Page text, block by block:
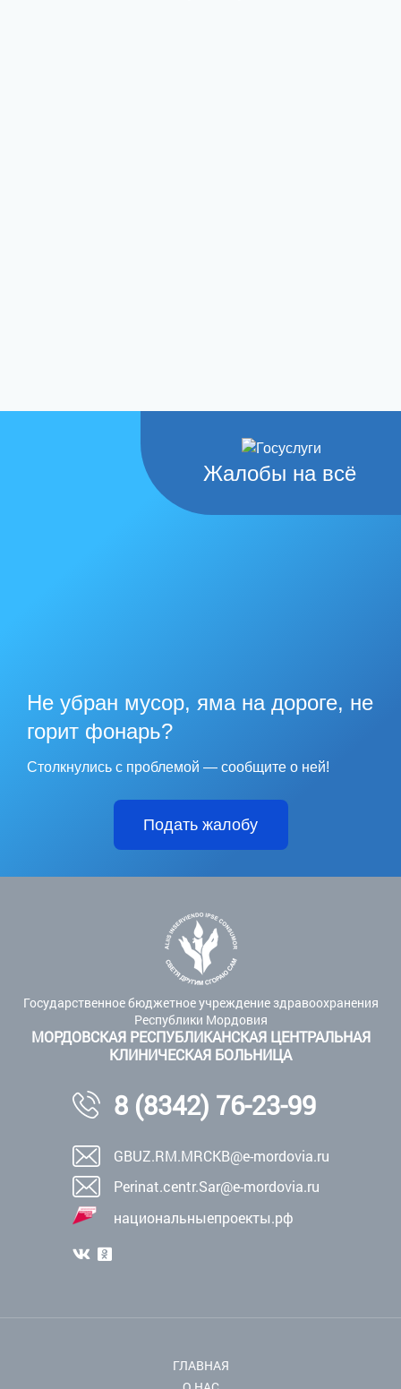
Жалобы на всё
Не убран мусор, яма на дороге, не
горит фонарь?
Столкнулись с проблемой — сообщите о ней!
Подать жалобу
Государственное бюджетное учреждение здравоохранения
Республики Мордовия
МОРДОВСКАЯ РЕСПУБЛИКАНСКАЯ ЦЕНТРАЛЬНАЯ
КЛИНИЧЕСКАЯ БОЛЬНИЦА
8 (8342) 76-23-99
GBUZ.RM.MRCKB@e-mordovia.ru
Perinat.centr.Sar@e-mordovia.ru
национальныепроекты.рф
ГЛАВНАЯ